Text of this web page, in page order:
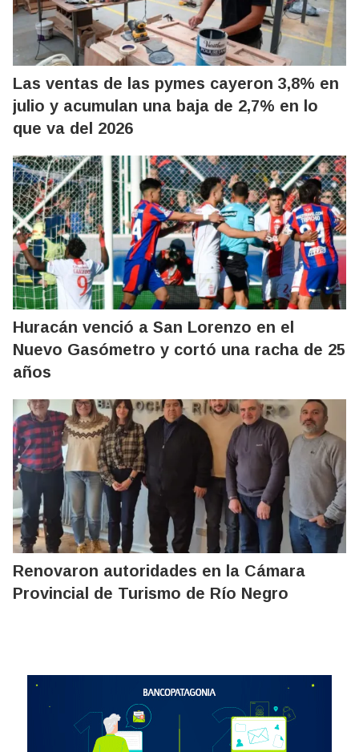
Las ventas de las pymes cayeron 3,8% en
julio y acumulan una baja de 2,7% en lo
que va del 2026
Huracán venció a San Lorenzo en el
Nuevo Gasómetro y cortó una racha de 25
años
Renovaron autoridades en la Cámara
Provincial de Turismo de Río Negro